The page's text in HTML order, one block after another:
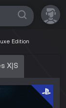
Edition
X|S